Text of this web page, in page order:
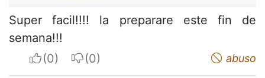
Super facil!!!! la preparare este fin de
semana!!!
I apreciateI do not appreciate abuso